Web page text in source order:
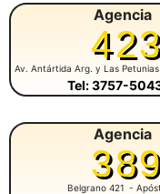
Agencia
Av. Antártida Arg. y Las Petunias
Tel: 3757-
Agencia
Belgrano 421 -